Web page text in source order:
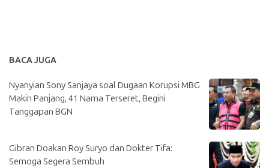
BACA JUGA
Nyanyian Sony Sanjaya soal Dugaan Korupsi MBG
Makin Panjang, 41 Nama Terseret, Begini
Tanggapan BGN
Gibran Doakan Roy Suryo dan Dokter Tifa:
Semoga Segera Sembuh